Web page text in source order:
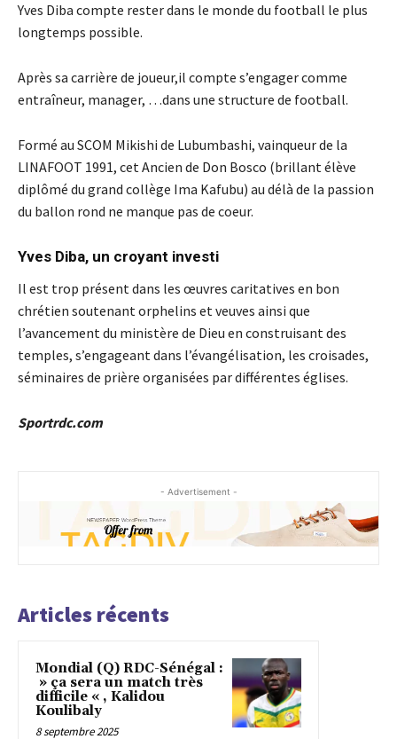
Yves Diba compte rester dans le monde du football le plus
longtemps possible.
Après sa carrière de joueur,il compte s’engager comme
entraîneur, manager, …dans une structure de football.
Formé au SCOM Mikishi de Lubumbashi, vainqueur de la
LINAFOOT 1991, cet Ancien de Don Bosco (brillant élève
diplômé du grand collège Ima Kafubu) au délà de la passion
du ballon rond ne manque pas de coeur.
Yves Diba, un croyant investi
Il est trop présent dans les œuvres caritatives en bon
chrétien soutenant orphelins et veuves ainsi que
l’avancement du ministère de Dieu en construisant des
temples, s’engageant dans l’évangélisation, les croisades,
séminaires de prière organisées par différentes églises.
Sportrdc.com
- Advertisement -
Articles récents
Mondial (Q) RDC-Sénégal :
» ça sera un match très
difficile « , Kalidou
Koulibaly
8 septembre 2025